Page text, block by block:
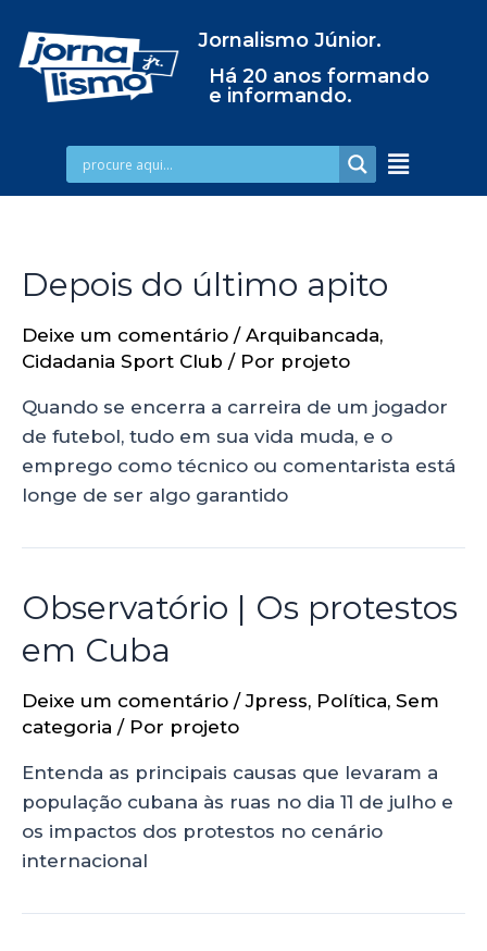
Jornalismo Júnior.
Há 20 anos formando
e informando.
Depois do último apito
Deixe um comentário / Arquibancada,
Cidadania Sport Club / Por projeto
Quando se encerra a carreira de um jogador
de futebol, tudo em sua vida muda, e o
emprego como técnico ou comentarista está
longe de ser algo garantido
Observatório | Os protestos
em Cuba
Deixe um comentário /Jpress, Política, Sem
categoria / Por projeto
Entenda as principais causas que levaram a
população cubana às ruas no dia 11 de julho e
os impactos dos protestos no cenário
internacional